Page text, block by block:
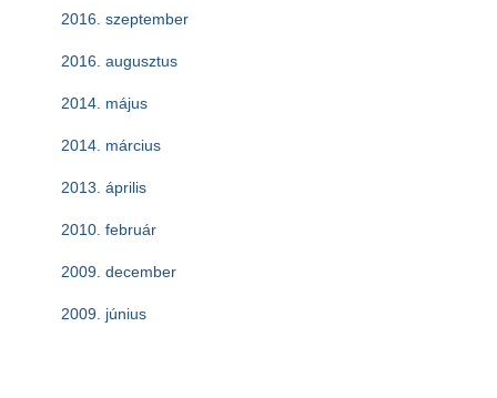
2016. szeptember
2016. augusztus
2014. május
2014. március
2013. április
2010. február
2009. december
2009. június